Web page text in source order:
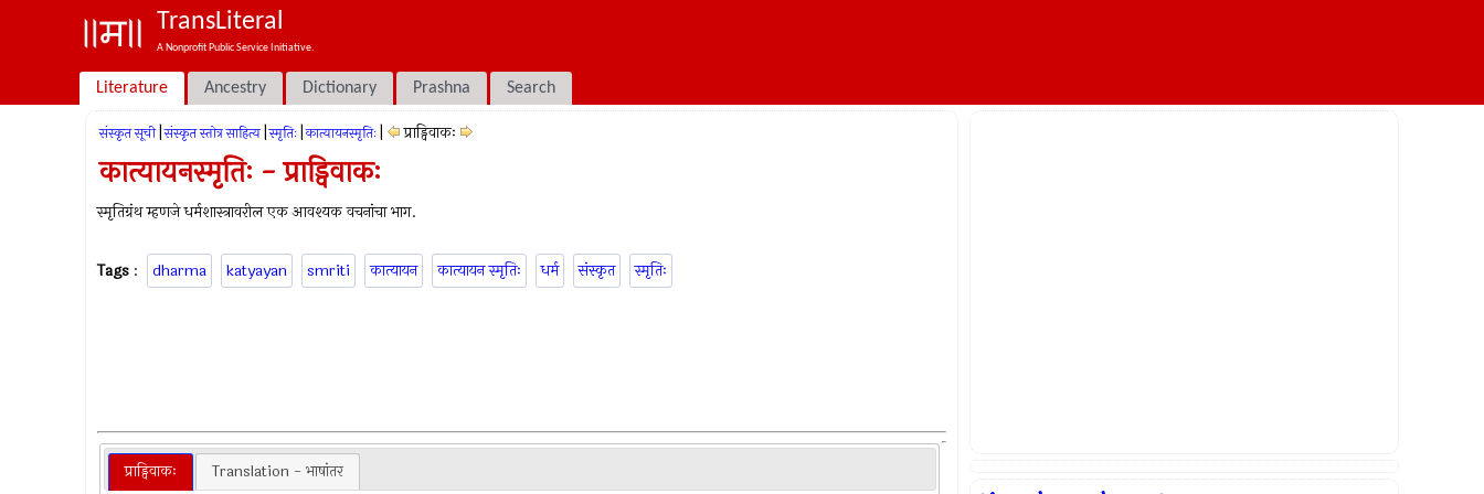
TransLiteral
A Nonprofit Public Service Initiative.
Literature Ancestry Dictionary Prashna Search
संस्कृत सूची संस्कृत स्तोत्र साहित्य स्मृतिः कात्यायनस्मृतिः प्राड्विवाकः
कात्यायनस्मृतिः - प्राड्विवाकः
स्मृतिग्रंथ म्हणजे धर्मशास्त्रावरील एक आवश्यक वचनांचा भाग.
Tags : dharma katyayan smriti कात्यायन कात्यायन स्मृतिः धर्म संस्कृत स्मृतिः
प्राड्विवाकः Translation - भाषांतर